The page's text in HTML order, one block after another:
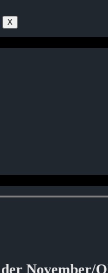
X
November/